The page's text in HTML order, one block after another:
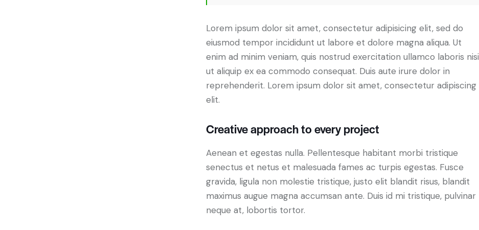
Lorem ipsum dolor sit amet, consectetur adipisicing elit, sed do
eiusmod tempor incididunt ut labore et dolore magna aliqua. Ut
enim ad minim veniam, quis nostrud exercitation ullamco laboris nisi
ut aliquip ex ea commodo consequat. Duis aute irure dolor in
reprehenderit. Lorem ipsum dolor sit amet, consectetur adipiscing
elit.
Creative approach to every project
Aenean et egestas nulla. Pellentesque habitant morbi tristique
senectus et netus et malesuada fames ac turpis egestas. Fusce
gravida, ligula non molestie tristique, justo elit blandit risus, blandit
maximus augue magna accumsan ante. Duis id mi tristique, pulvinar
neque at, lobortis tortor.